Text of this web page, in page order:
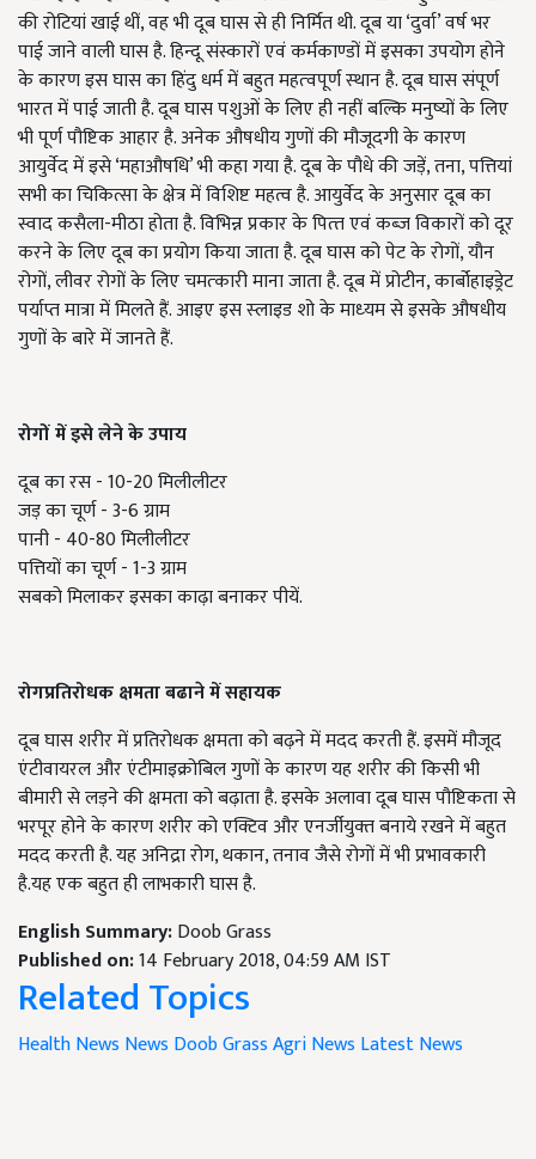
की रोटियां खाई थीं, वह भी दूब घास से ही निर्मित थी. दूब या ‘दुर्वा’ वर्ष भर
पाई जाने वाली घास है. हिन्दू संस्कारों एवं कर्मकाण्डों में इसका उपयोग होने
के कारण इस घास का हिंदु धर्म में बहुत महत्‍वपूर्ण स्‍थान है. दूब घास संपूर्ण
भारत में पाई जाती है. दूब घास पशुओं के लिए ही नहीं बल्कि मनुष्यों के लिए
भी पूर्ण पौष्टिक आहार है. अनेक औषधीय गुणों की मौजूदगी के कारण
आयुर्वेद में इसे ‘महाऔषधि’ भी कहा गया है. दूब के पौधे की जड़ें, तना, पत्तियां
सभी का चिकित्सा के क्षेत्र में विशिष्ट महत्व है. आयुर्वेद के अनुसार दूब का
स्वाद कसैला-मीठा होता है. विभिन्न प्रकार के पित्‍त एवं कब्‍ज विकारों को दूर
करने के लिए दूब का प्रयोग किया जाता है. दूब घास को पेट के रोगों, यौन
रोगों, लीवर रोगों के लिए चमत्‍कारी माना जाता है. दूब में प्रोटीन, कार्बोहाइड्रेट
पर्याप्त मात्रा में मिलते हैं. आइए इस स्‍लाइड शो के माध्‍यम से इसके औषधीय
गुणों के बारे में जानते हैं.
रोगों में इसे लेने के उपाय
दूब का रस - 10-20 मिलीलीटर
जड़ का चूर्ण - 3-6 ग्राम
पानी - 40-80 मिलीलीटर
पत्तियों का चूर्ण - 1-3 ग्राम
सबको मिलाकर इसका काढ़ा बनाकर पीयें.
रोगप्रतिरोधक क्षमता बढाने में सहायक
दूब घास शरीर में प्रतिरोधक क्षमता को बढ़ने में मदद करती हैं. इसमें मौजूद
एंटीवायरल और एंटीमाइक्रोबिल गुणों के कारण यह शरीर की किसी भी
बीमारी से लड़ने की क्षमता को बढ़ाता है. इसके अलावा दूब घास पौष्टिकता से
भरपूर होने के कारण शरीर को एक्टिव और एनर्जीयुक्‍त बनाये रखने में बहुत
मदद करती है. यह अनिद्रा रोग, थकान, तनाव जैसे रोगों में भी प्रभावकारी
है.यह एक बहुत ही लाभकारी घास है.
English Summary:Doob Grass
Published on:14 February 2018, 04:59 AM IST
Related Topics
Health News News Doob GrassAgri News Latest News